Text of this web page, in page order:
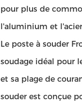
pour plus de
l'aluminium et
Le poste à souder
soudage idéal pour
et sa plage de
souder est conçue